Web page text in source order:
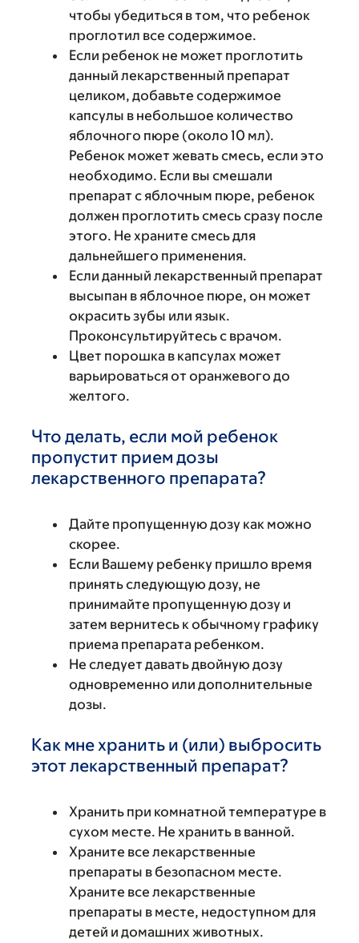
чтобы убедиться в том, что ребенок
проглотил все содержимое.
Если ребенок не может проглотить
данный лекарственный препарат
целиком, добавьте содержимое
капсулы в небольшое количество
яблочного пюре (около 10 мл).
Ребенок может жевать смесь, если это
необходимо. Если вы смешали
препарат с яблочным пюре, ребенок
должен проглотить смесь сразу после
этого. Не храните смесь для
дальнейшего применения.
Если данный лекарственный препарат
высыпан в яблочное пюре, он может
окрасить зубы или язык.
Проконсультируйтесь с врачом.
Цвет порошка в капсулах может
варьироваться от оранжевого до
желтого.
Что делать, если мой ребенок
пропустит прием дозы
лекарственного препарата?
Дайте пропущенную дозу как можно
скорее.
Если Вашему ребенку пришло время
принять следующую дозу, не
принимайте пропущенную дозу и
затем вернитесь к обычному графику
приема препарата ребенком.
Не следует давать двойную дозу
одновременно или дополнительные
дозы.
Как мне хранить и (или) выбросить
этот лекарственный препарат?
Хранить при комнатной температуре в
сухом месте. Не хранить в ванной.
Храните все лекарственные
препараты в безопасном месте.
Храните все лекарственные
препараты в месте, недоступном для
детей и домашних животных.